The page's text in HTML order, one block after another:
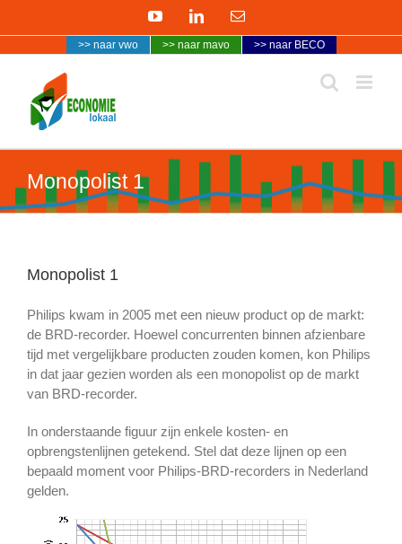
YouTubeLinkedInE-
>> naar vwo >> naar mavo >> naar BECO
Monopolist 1
Monopolist 1
Philips kwam in 2005 met een nieuw product op de markt:
de BRD-recorder. Hoewel concurrenten binnen afzienbare
tijd met vergelijkbare producten zouden komen, kon Philips
in dat jaar gezien worden als een monopolist op de markt
van BRD-recorder.
In onderstaande figuur zijn enkele kosten- en
opbrengstenlijnen getekend. Stel dat deze lijnen op een
bepaald moment voor Philips-BRD-recorders in Nederland
gelden.